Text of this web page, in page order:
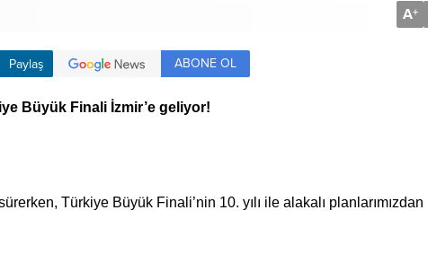
A+
Paylaş ABONE OL
Büyük Finali İzmir’e geliyor!
Türkiye Büyük Finali’nin 10. yılı ile alakalı planlarımızdan